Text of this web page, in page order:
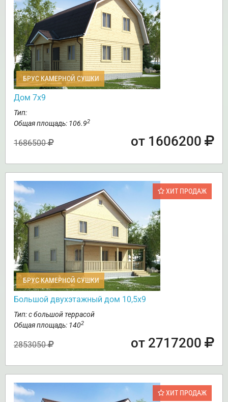
БРУС КАМЕРНОЙ СУШКИ
Дом 7х9
Тип:
Общая площадь: 106.92
1686500 от 1606200
ХИТ ПРОДАЖ
БРУС КАМЕРНОЙ СУШКИ
Большой двухэтажный дом 10,5х9
Тип: с большой террасой
Общая площадь: 1402
2853050 от 2717200
ХИТ ПРОДАЖ